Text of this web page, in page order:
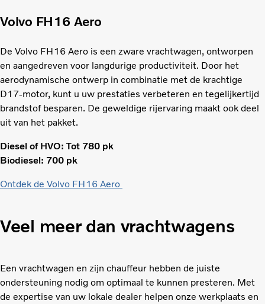
Volvo FH16 Aero
De Volvo FH16 Aero is een zware vrachtwagen, ontworpen
en aangedreven voor langdurige productiviteit. Door het
aerodynamische ontwerp in combinatie met de krachtige
D17-motor, kunt u uw prestaties verbeteren en tegelijkertijd
brandstof besparen. De geweldige rijervaring maakt ook deel
uit van het pakket.
Diesel of HVO: Tot 780 pk
Biodiesel: 700 pk
Ontdek de Volvo FH16 Aero
Veel meer dan vrachtwagens
Een vrachtwagen en zijn chauffeur hebben de juiste
ondersteuning nodig om optimaal te kunnen presteren. Met
de expertise van uw lokale dealer helpen onze werkplaats en